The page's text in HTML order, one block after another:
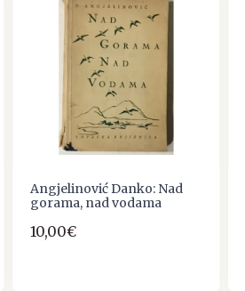
Angjelinović Danko: Nad
gorama, nad vodama
10,00€